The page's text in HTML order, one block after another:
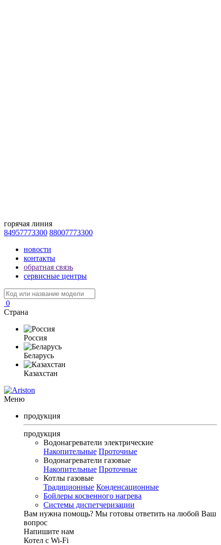
горячая линия
84957773300 88007773300
новости
контакты
обратная связь
сервисные центры
0
Страна
Россия
Беларусь
Казахстан
Меню
продукция
продукция
Водонагреватели электрические
Накопительные Проточные
Водонагреватели газовые
Накопительные Проточные
Котлы газовые
Традиционные Конденсационные
Бойлеры косвенного нагрева
Системы диспетчеризации
Вам нужна помощь? Мы готовы ответить на любой Ваш
вопрос
Напишите нам
Котел с Wi-Fi